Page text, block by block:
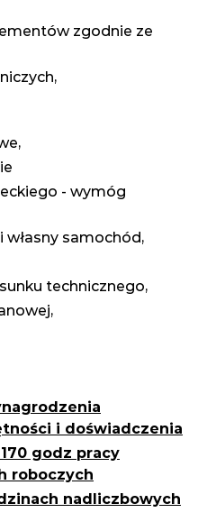
zgodnie ze
- wymóg
własny samochód,
technicznego,
i doświadczenia
godz pracy
roboczych
nadliczbowych